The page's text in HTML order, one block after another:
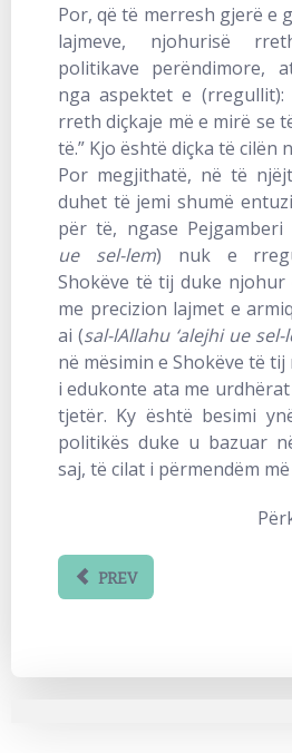
Por, që të merresh gjerë e
lajmeve, njohurisë
politikave perëndimore,
nga aspektet e (rregullit):
rreth diçkaje më e mirë se
të.” Kjo është diçka të cilën
Por megjithatë, në të
duhet të jemi shumë
për të, ngase Pejgamberi
ue sel-lem) nuk e
Shokëve të tij duke
me precizion lajmet e
ai (sal-lAllahu ‘alejhi ue sel-
në mësimin e Shokëve të
i edukonte ata me
tjetër. Ky është besimi
politikës duke u bazuar
saj, të cilat i përmendëm
PREV